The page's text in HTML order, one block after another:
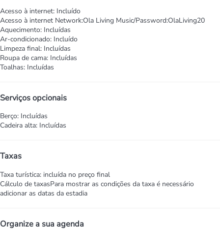
Acesso à internet: Incluído
Acesso à internet Network:Ola Living Music/Password:OlaLiving20
Aquecimento: Incluídas
Ar-condicionado: Incluído
Limpeza final: Incluídas
Roupa de cama: Incluídas
Toalhas: Incluídas
Serviços opcionais
Berço: Incluídas
Cadeira alta: Incluídas
Taxas
Taxa turística: incluída no preço final
Cálculo de taxasPara mostrar as condições da taxa é necessário
adicionar as datas da estadia
Organize a sua agenda